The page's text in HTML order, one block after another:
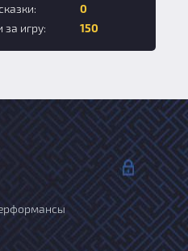
0
за игру:
150